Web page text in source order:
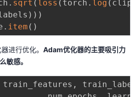
. sqrt ( loss ( torch . log (
) ) )
. item ( )
进行优化。 Adam优化器的主要吸引⼒
敏感。
train_features ,